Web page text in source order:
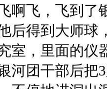
啊飞，飞到
后得到大师球
室，里面的
河团干部后把